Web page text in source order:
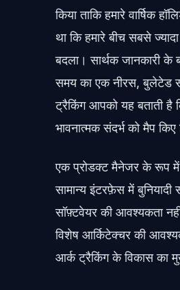
किया ताकि हमारे वार्षिक
था कि हमारे बीच सबसे
बदला। सार्थक जानकारी
समय का एक नीरस, बुलेटेड
ट्रैकिंग आपको यह बताती है
भावनात्मक संदर्भ को मैप
एक प्रोडक्ट मैनेजर के रूप में
सामान्य इंटरफ़ेस में
सॉफ़्टवेयर की आवश्यकता
विशेष आर्किटेक्चर की
आर्क ट्रैकिंग के विकास का